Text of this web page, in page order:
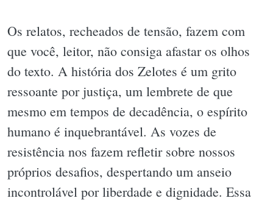
Os relatos, recheados de tensão, fazem com
que você, leitor, não consiga afastar os olhos
do texto. A história dos Zelotes é um grito
ressoante por justiça, um lembrete de que
mesmo em tempos de decadência, o espírito
humano é inquebrantável. As vozes de
resistência nos fazem refletir sobre nossos
próprios desafios, despertando um anseio
incontrolável por liberdade e dignidade. Essa